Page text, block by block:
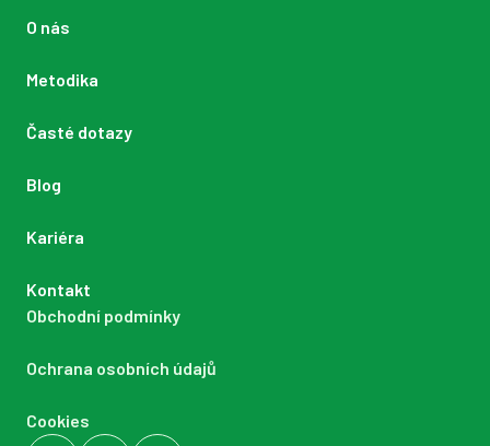
O nás
Metodika
Časté dotazy
Blog
Kariéra
Kontakt
Obchodní podmínky
Ochrana osobních údajů
Cookies